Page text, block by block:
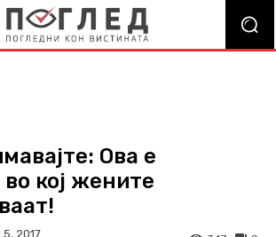
Ова е
кој жените
2017